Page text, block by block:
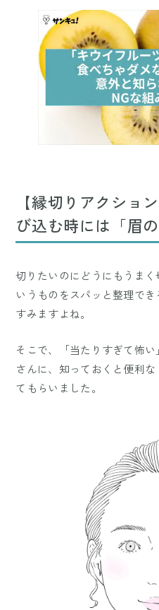
【縁切りアクショ
び込む時には「眉
切りたいのにどうにもうま
いうものをスパッと整理で
すみますよね。
そこで、「当たりすぎて怖
さんに、知っておくと便利
てもらいました。